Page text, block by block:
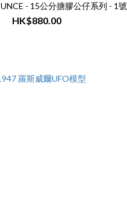
- 15公分搪膠公仔系列 - 1號
HK$880.00